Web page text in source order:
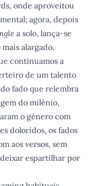
onde aproveitou
agora, depois
a solo, lança-se
alargado.
continuamos a
de um talento
fado que relembra
do milénio,
o género com
doloridos, os fados
aos versos, sem
espartilhar por